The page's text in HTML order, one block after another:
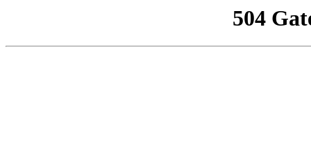
504